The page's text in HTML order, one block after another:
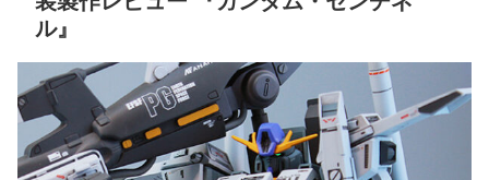
ル』